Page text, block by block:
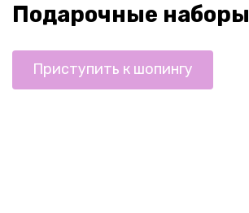
Подарочные наборы
Приступить к шопингу